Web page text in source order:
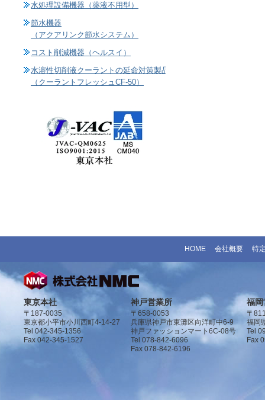
水処理設備機器（薬液不用型）
節水機器
（アクアリンク節水システム）
コスト削減機器（ヘルスイ）
水溶性切削液クーラントの延命対策製品
（クーラントフレッシュCF-50）
HOME 会社概要 特
東京本社
〒187-0035
東京都小平市小川西町4-14-27
Tel 042-345-1356
Fax 042-345-1527
神戸営業所
〒658-0053
兵庫県神戸市東灘区向洋町中6-9
神戸ファッションマート6C-08号
Tel 078-842-6096
Fax 078-842-6196
福岡
〒
福岡
Tel
Fax